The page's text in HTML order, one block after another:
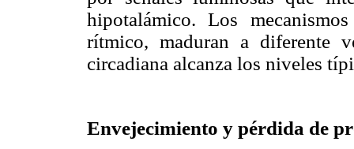
hipotalámico. Los
rítmico, maduran a diferente
circadiana alcanza los niveles
Envejecimiento y pérdida de